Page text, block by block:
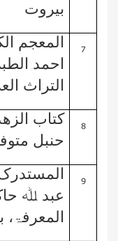
بیروت
7 المعجم
احمد
التراث
8 کتاب
حنبل
9
عبد ﷲ
المعرفۃ،